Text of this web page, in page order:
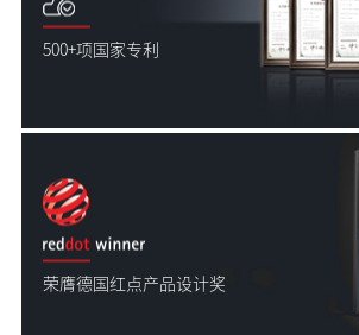
500+项国家专利
荣膺德国红点产品设计奖